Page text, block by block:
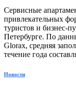
Сервисные
привлекательных
туристов и бизнес-
Петербурге. По
Glorax, средняя
течение года
Новости